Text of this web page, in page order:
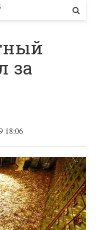
за
18:06